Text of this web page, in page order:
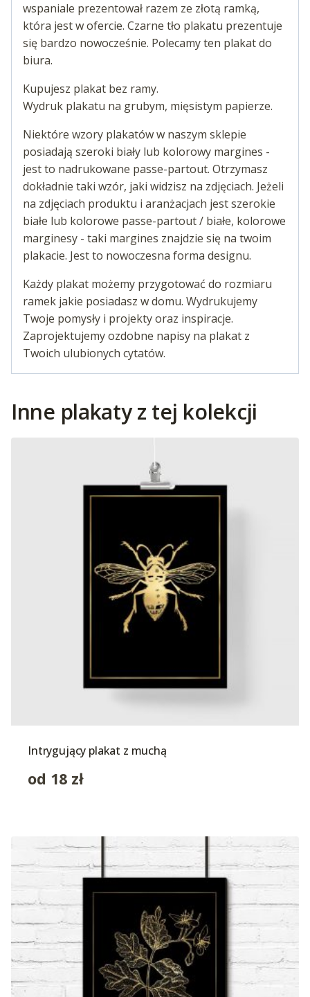
wspaniale prezentował razem ze złotą ramką,
która jest w ofercie. Czarne tło plakatu prezentuje
się bardzo nowocześnie. Polecamy ten plakat do
biura.
Kupujesz plakat bez ramy.
Wydruk plakatu na grubym, mięsistym papierze.
Niektóre wzory plakatów w naszym sklepie
posiadają szeroki biały lub kolorowy margines -
jest to nadrukowane passe-partout. Otrzymasz
dokładnie taki wzór, jaki widzisz na zdjęciach. Jeżeli
na zdjęciach produktu i aranżacjach jest szerokie
białe lub kolorowe passe-partout / białe, kolorowe
marginesy - taki margines znajdzie się na twoim
plakacie. Jest to nowoczesna forma designu.
Każdy plakat możemy przygotować do rozmiaru
ramek jakie posiadasz w domu. Wydrukujemy
Twoje pomysły i projekty oraz inspiracje.
Zaprojektujemy ozdobne napisy na plakat z
Twoich ulubionych cytatów.
Inne plakaty z tej kolekcji
Intrygujący plakat z muchą
od 18 zł